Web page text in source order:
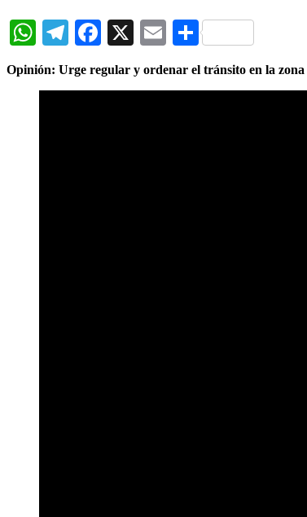
WhatsApp
Telegram
Facebook
X EmailCompartir
Opinión: Urge regular y ordenar el tránsito en la